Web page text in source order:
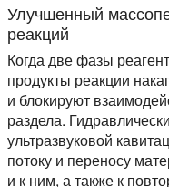
Улучшенный
реакций
Когда две фазы
продукты реакции
и блокируют
раздела.
ультразвуковой
потоку и переносу
и к ним, а также к